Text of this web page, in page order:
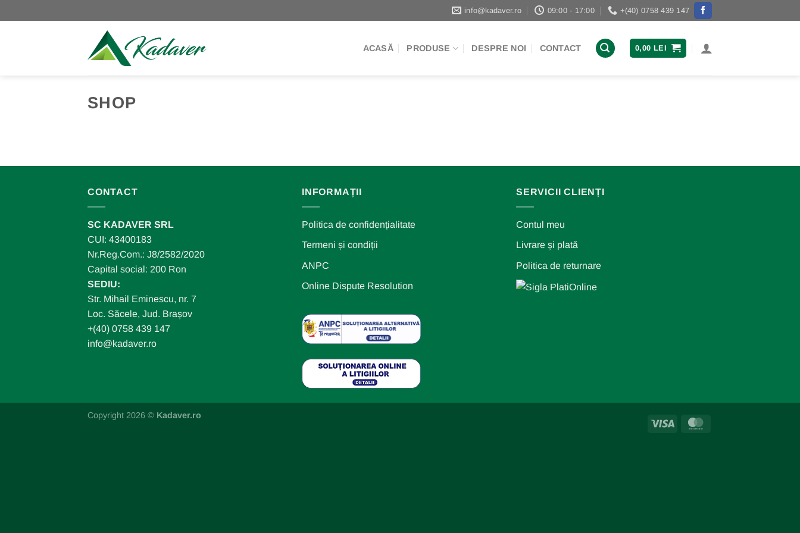
to
info@kadaver.ro 09:00 - 17:00 +(40) 0758 439 147
ACASĂ PRODUSE DESPRE NOI CONTACT 0,00 LEI
SHOP
CONTACT
SC KADAVER SRL
CUI: 43400183
Nr.Reg.Com.: J8/2582/2020
Capital social: 200 Ron
SEDIU:
Str. Mihail Eminescu, nr. 7
Loc. Săcele, Jud. Brașov
+(40) 0758 439 147
info@kadaver.ro
INFORMAȚII
Politica de confidențialitate
Termeni și condiții
ANPC
Online Dispute Resolution
SERVICII CLIENȚI
Contul meu
Livrare și plată
Politica de returnare
Copyright 2026 © Kadaver.ro